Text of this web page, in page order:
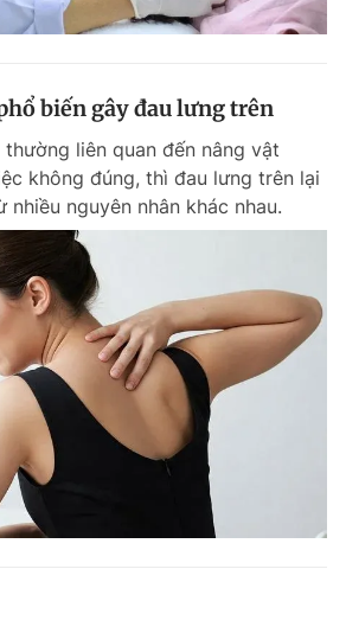
biến gây đau lưng trên
liên quan đến nâng vật
không đúng, thì đau lưng trên lại
nguyên nhân khác nhau.